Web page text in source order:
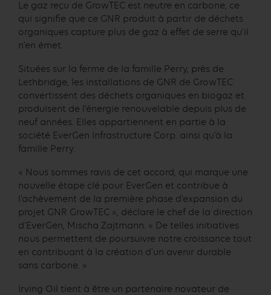
Le gaz reçu de GrowTEC est neutre en carbone, ce
qui signifie que ce GNR produit à partir de déchets
organiques capture plus de gaz à effet de serre qu’il
n’en émet.
Situées sur la ferme de la famille Perry, près de
Lethbridge, les installations de GNR de GrowTEC
convertissent des déchets organiques en biogaz et
produisent de l’énergie renouvelable depuis plus de
neuf années. Elles appartiennent en partie à la
société EverGen Infrastructure Corp. ainsi qu’à la
famille Perry.
« Nous sommes ravis de cet accord, qui marque une
nouvelle étape clé pour EverGen et contribue à
l’achèvement de la première phase d’expansion du
projet GNR GrowTEC », déclare le chef de la direction
d’EverGen, Mischa Zajtmann. « De telles initiatives
nous permettent de poursuivre notre croissance tout
en contribuant à la création d’un avenir durable
sans carbone. »
Irving Oil tient à être un partenaire novateur de